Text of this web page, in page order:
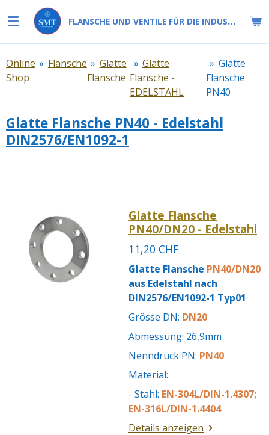
Hauptinhalt
springen
FLANSCHE UND VENTILE FÜR DIE INDUSTRIE
Online
Shop
» Flansche » Glatte
Flansche
» Glatte
Flansche -
EDELSTAHL
» Glatte
Flansche
PN40
Glatte Flansche PN40 - Edelstahl
DIN2576/EN1092-1
Glatte Flansche
PN40/DN20 - Edelstahl
11,20 CHF
Glatte Flansche PN40/DN20
aus Edelstahl nach
DIN2576/EN1092-1 Typ01
Grösse DN: DN20
Abmessung: 26,9mm
Nenndruck PN: PN40
Material:
- Stahl: EN-304L/DIN-1.4307;
EN-316L/DIN-1.4404
Details anzeigen